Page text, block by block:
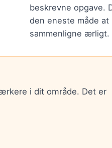
beskrevne opgave.
den eneste måde at
sammenligne ærligt.
i dit område. Det er